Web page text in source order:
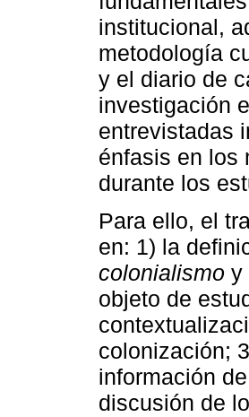
institucional,
metodología
y el diario de
investigación
entrevistadas
énfasis en los
durante los
Para ello, el
en: 1) la
colonialismo y
objeto de
colonización;
información
discusión de